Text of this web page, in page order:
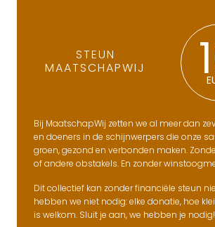
STEUN
MAATSCHAPWIJ
Bij MaatschapWij zetten we al meer dan
en doeners in de schijnwerpers die onze
groen, gezond en verbonden maken.
of andere obstakels. En zonder
Dit collectief kan zonder financiële steun
hebben we niet nodig: elke donatie, hoe
is welkom. Sluit je aan, we hebben je nodig!